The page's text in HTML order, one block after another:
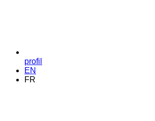
profil
EN
FR